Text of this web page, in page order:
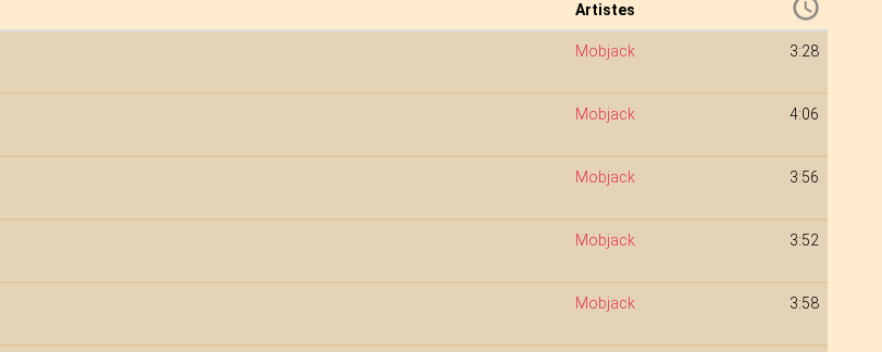
Artistes
Mobjack 3:28
Mobjack 4:06
Mobjack 3:56
Mobjack 3:52
Mobjack 3:58